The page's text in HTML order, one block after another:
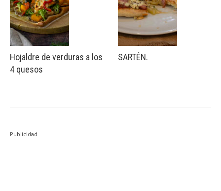
Hojaldre de verduras a los
4 quesos
SARTÉN.
Publicidad